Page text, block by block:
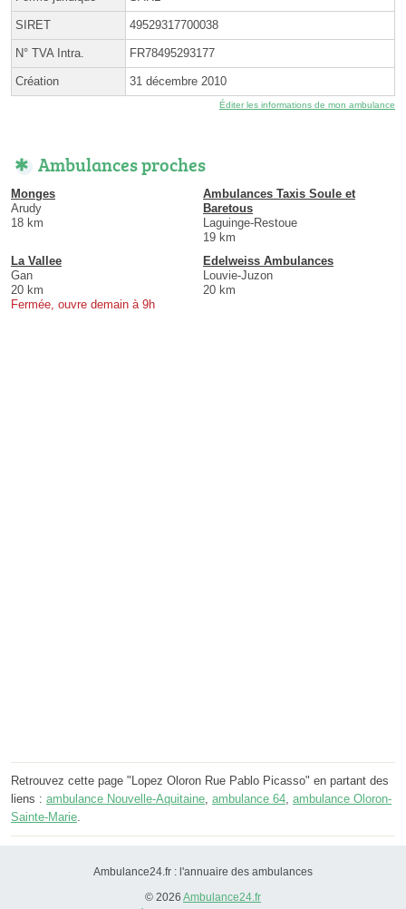
SIRET 49529317700038
N° TVA Intra. FR78495293177
Création 31 décembre 2010
Éditer les informations de mon ambulance
Ambulances proches
Monges
Arudy
18 km
Ambulances Taxis Soule et
Baretous
Laguinge-Restoue
19 km
La Vallee
Gan
20 km
Fermée, ouvre demain à 9h
Edelweiss Ambulances
Louvie-Juzon
20 km
Retrouvez cette page "Lopez Oloron Rue Pablo Picasso" en partant des
liens : ambulance Nouvelle-Aquitaine ambulance 64 ambulance Oloron-
Sainte-Marie
Ambulance24.fr : l'annuaire des ambulances
© 2026 Ambulance24.fr